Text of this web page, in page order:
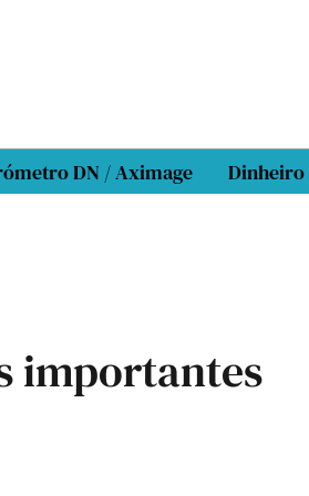
DN / Aximage Dinheiro
importantes